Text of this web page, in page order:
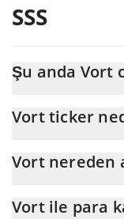
SSS
Şu anda Vort
Vort ticker
Vort nereden
alabilirsiniz. Ve Vort
Vort ile para